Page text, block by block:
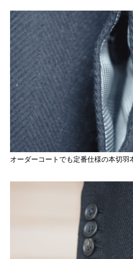
オーダーコートでも定番仕様の本切羽